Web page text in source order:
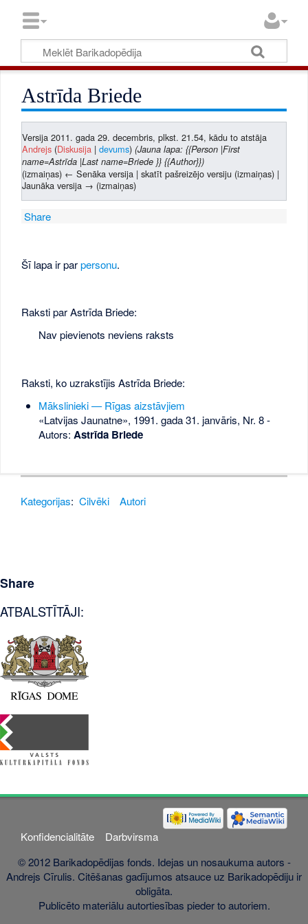
Astrīda Briede
Versija 2011. gada 29. decembris, plkst. 21.54, kādu to atstāja
Andrejs (Diskusija |devums) (Jauna lapa: {{Person |First
name=Astrīda |Last name=Briede }} {{Author}})
(izmaiņas) ← Senāka versija | skatīt pašreizējo versiju (izmaiņas) |
Jaunāka versija → (izmaiņas)
Share
Šī lapa ir parpersonu.
Raksti par Astrīda Briede:
Nav pievienots neviens raksts
Raksti, ko uzrakstījis Astrīda Briede:
Mākslinieki — Rīgas aizstāvjiem
«Latvijas Jaunatne», 1991. gada 31. janvāris, Nr. 8-
Autors: Astrīda Briede
Kategorijas: Cilvēki Autori
Share
ATBALSTĪTĀJI:
Konfidencialitāte
Darbvirsma
© 2012 Barikadopēdijas fonds. Idejas un nosaukuma autors -
Andrejs Cīrulis. Citēšanas gadījumos atsauce uz Barikadopēdiju ir
obligāta.
Publicēto materiālu autortiesības pieder to autoriem.